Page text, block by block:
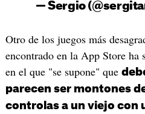
— Sergio
Otro de los juegos más
encontrado en la App Store
en el que "se supone" que
parecen ser montones
controlas a un viejo con